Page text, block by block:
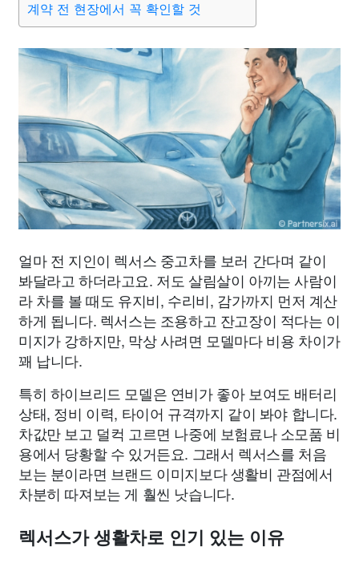
계약 전 현장에서 꼭 확인할 것
얼마 전 지인이 렉서스 중고차를 보러 간다며 같이
봐달라고 하더라고요. 저도 살림살이 아끼는 사람이
라 차를 볼 때도 유지비, 수리비, 감가까지 먼저 계산
하게 됩니다. 렉서스는 조용하고 잔고장이 적다는 이
미지가 강하지만, 막상 사려면 모델마다 비용 차이가
꽤 납니다.
특히 하이브리드 모델은 연비가 좋아 보여도 배터리
상태, 정비 이력, 타이어 규격까지 같이 봐야 합니다.
차값만 보고 덜컥 고르면 나중에 보험료나 소모품 비
용에서 당황할 수 있거든요. 그래서 렉서스를 처음
보는 분이라면 브랜드 이미지보다 생활비 관점에서
차분히 따져보는 게 훨씬 낫습니다.
렉서스가 생활차로 인기 있는 이유